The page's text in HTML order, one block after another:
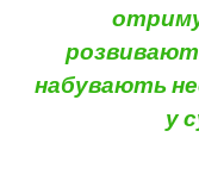
набувають
у